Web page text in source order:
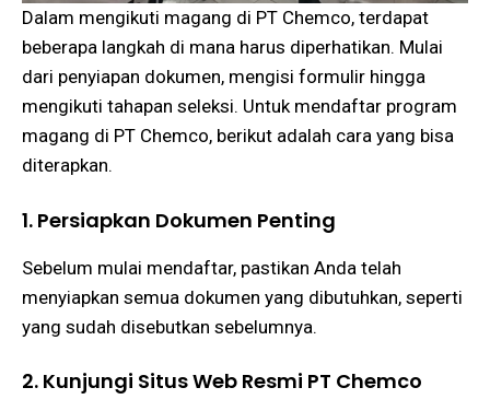
Dalam mengikuti magang di PT Chemco, terdapat
beberapa langkah di mana harus diperhatikan. Mulai
dari penyiapan dokumen, mengisi formulir hingga
mengikuti tahapan seleksi. Untuk mendaftar program
magang di PT Chemco, berikut adalah cara yang bisa
diterapkan.
1. Persiapkan Dokumen Penting
Sebelum mulai mendaftar, pastikan Anda telah
menyiapkan semua dokumen yang dibutuhkan, seperti
yang sudah disebutkan sebelumnya.
2. Kunjungi Situs Web Resmi PT Chemco